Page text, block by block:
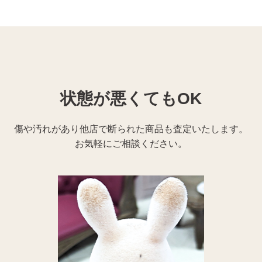
状態が悪くてもOK
傷や汚れがあり他店で断られた商品も査定いたします。
お気軽にご相談ください。